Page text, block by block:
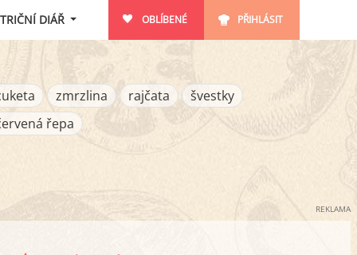
DIÁŘ OBLÍBENÉ PŘIHLÁSIT
zmrzlina rajčata
švestky
řepa
REKLAMA